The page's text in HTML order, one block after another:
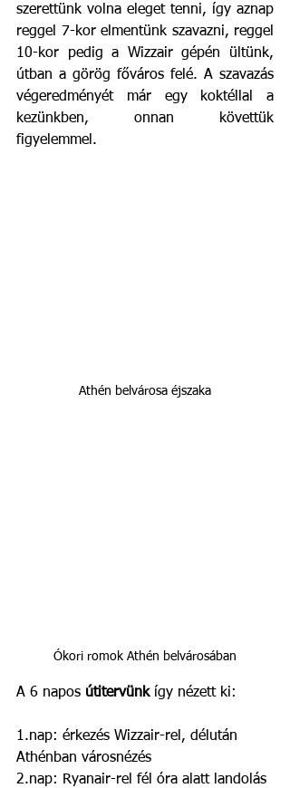
szerettünk volna eleget tenni, így aznap
reggel 7-kor elmentünk szavazni, reggel
10-kor pedig a Wizzair gépén ültünk,
útban a görög főváros felé. A szavazás
végeredményét már egy koktéllal a
kezünkben, onnan követtük
figyelemmel.
Athén belvárosa éjszaka
Ókori romok Athén belvárosában
A 6 napos útitervünk így nézett ki:
1.nap: érkezés Wizzair-rel, délután
Athénban városnézés
2.nap: Ryanair-rel fél óra alatt landolás